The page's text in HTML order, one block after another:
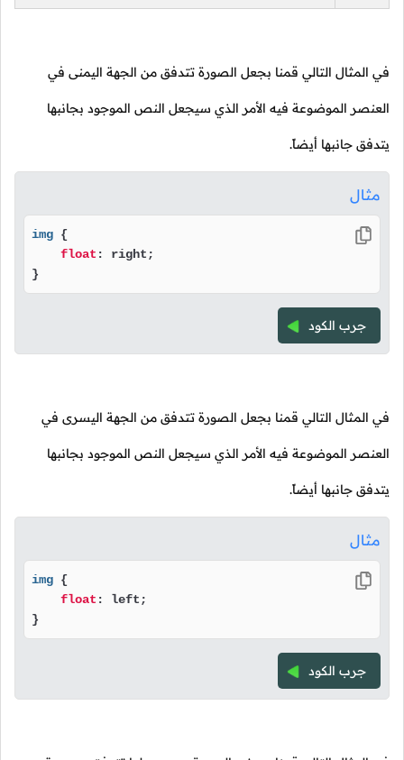
في المثال التالي قمنا بجعل الصورة تتدفق من الجهة اليمنى في
العنصر الموضوعة فيه الأمر الذي سيجعل النص الموجود بجانبها
يتدفق جانبها أيضاً.
مثال
img {
float : right;
}
جرب الكود
في المثال التالي قمنا بجعل الصورة تتدفق من الجهة اليسرى في
العنصر الموضوعة فيه الأمر الذي سيجعل النص الموجود بجانبها
يتدفق جانبها أيضاً.
مثال
img {
float : left;
}
جرب الكود